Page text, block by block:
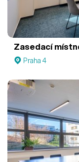
Zasedací
Praha 4